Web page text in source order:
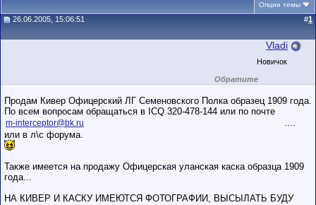
Опции темы
26.06.2005, 15:06:51 #1
Vladi
Новичок
Обратите
внимание на
маленький стаж
пользователя на
этом форуме.
стажем,
совершайте с
Продам Кивер Офицерский ЛГ Семеновского Полка образец 1909 года.
По всем вопросам обращаться в ICQ 320-478-144 или по почте
m-interceptor@bk.ru
....
или в л\с форума.
Также имеется на продажу Офицерская уланская каска образца 1909
года...
НА КИВЕР И КАСКУ ИМЕЮТСЯ ФОТОГРАФИИ, ВЫСЫЛАТЬ БУДУ